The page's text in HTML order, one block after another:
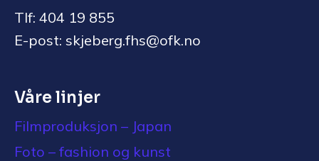
Tlf: 404 19 855
E-post: skjeberg.fhs@ofk.no
Våre linjer
Filmproduksjon – Japan
Foto – fashion og kunst